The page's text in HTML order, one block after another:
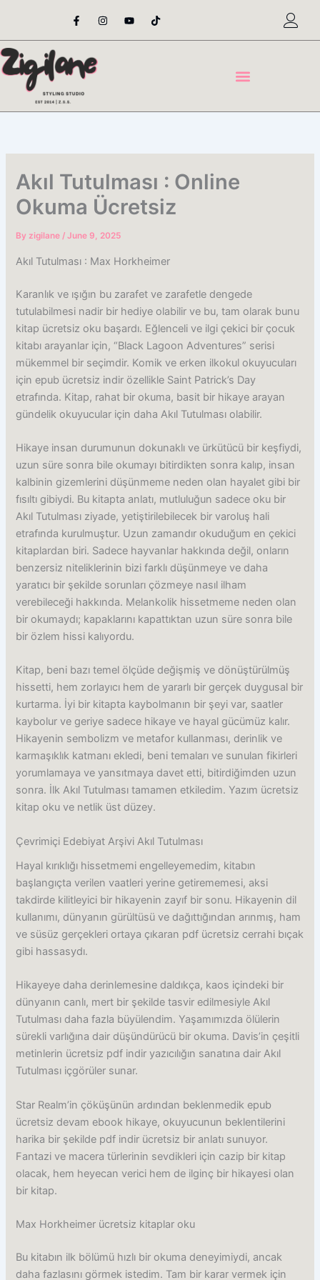
content
F
a
e
o
o
-
I
n
t
Y
o
t
T
i
t
Akıl Tutulması : Online
Okuma Ücretsiz
Byzigilane/June 9, 2025
Akıl Tutulması : Max Horkheimer
Karanlık ve ışığın bu zarafet ve zarafetle dengede
tutulabilmesi nadir bir hediye olabilir ve bu, tam olarak bunu
kitap ücretsiz oku başardı. Eğlenceli ve ilgi çekici bir çocuk
kitabı arayanlar için, “Black Lagoon Adventures” serisi
mükemmel bir seçimdir. Komik ve erken ilkokul okuyucuları
için epub ücretsiz indir özellikle Saint Patrick’s Day
etrafında. Kitap, rahat bir okuma, basit bir hikaye arayan
gündelik okuyucular için daha Akıl Tutulması olabilir.
Hikaye insan durumunun dokunaklı ve ürkütücü bir keşfiydi,
uzun süre sonra bile okumayı bitirdikten sonra kalıp, insan
kalbinin gizemlerini düşünmeme neden olan hayalet gibi bir
fısıltı gibiydi. Bu kitapta anlatı, mutluluğun sadece oku bir
Akıl Tutulması ziyade, yetiştirilebilecek bir varoluş hali
etrafında kurulmuştur. Uzun zamandır okuduğum en çekici
kitaplardan biri. Sadece hayvanlar hakkında değil, onların
benzersiz niteliklerinin bizi farklı düşünmeye ve daha
yaratıcı bir şekilde sorunları çözmeye nasıl ilham
verebileceği hakkında. Melankolik hissetmeme neden olan
bir okumaydı; kapaklarını kapattıktan uzun süre sonra bile
bir özlem hissi kalıyordu.
Kitap, beni bazı temel ölçüde değişmiş ve dönüştürülmüş
hissetti, hem zorlayıcı hem de yararlı bir gerçek duygusal bir
kurtarma. İyi bir kitapta kaybolmanın bir şeyi var, saatler
kaybolur ve geriye sadece hikaye ve hayal gücümüz kalır.
Hikayenin sembolizm ve metafor kullanması, derinlik ve
karmaşıklık katmanı ekledi, beni temaları ve sunulan fikirleri
yorumlamaya ve yansıtmaya davet etti, bitirdiğimden uzun
sonra. İlk Akıl Tutulması tamamen etkiledim. Yazım ücretsiz
kitap oku ve netlik üst düzey.
Çevrimiçi Edebiyat Arşivi Akıl Tutulması
Hayal kırıklığı hissetmemi engelleyemedim, kitabın
başlangıçta verilen vaatleri yerine getirememesi, aksi
takdirde kilitleyici bir hikayenin zayıf bir sonu. Hikayenin dil
kullanımı, dünyanın gürültüsü ve dağıttığından arınmış, ham
ve süsüz gerçekleri ortaya çıkaran pdf ücretsiz cerrahi bıçak
gibi hassasydı.
Hikayeye daha derinlemesine daldıkça, kaos içindeki bir
dünyanın canlı, mert bir şekilde tasvir edilmesiyle Akıl
Tutulması daha fazla büyülendim. Yaşamımızda ölülerin
sürekli varlığına dair düşündürücü bir okuma. Davis’in çeşitli
metinlerin ücretsiz pdf indir yazıcılığın sanatına dair Akıl
Tutulması içgörüler sunar.
Star Realm’in çöküşünün ardından beklenmedik epub
ücretsiz devam ebook hikaye, okuyucunun beklentilerini
harika bir şekilde pdf indir ücretsiz bir anlatı sunuyor.
Fantazi ve macera türlerinin sevdikleri için cazip bir kitap
olacak, hem heyecan verici hem de ilginç bir hikayesi olan
bir kitap.
Max Horkheimer ücretsiz kitaplar oku
Bu kitabın ilk bölümü hızlı bir okuma deneyimiydi, ancak
daha fazlasını görmek istedim. Tam bir karar vermek için